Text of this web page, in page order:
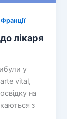
Франції
лікаря
у
vital,
на
з